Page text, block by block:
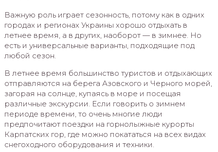
Важную роль играет сезонность, потому как в одних
городах и регионах Украины хорошо отдыхать в
летнее время, а в других, наоборот — в зимнее. Но
есть и универсальные варианты, подходящие под
любой сезон.
В летнее время большинство туристов и отдыхающих
отправляются на берега Азовского и Черного морей,
загорая на солнце, купаясь в море и посещая
различные экскурсии. Если говорить о зимнем
периоде времени, то очень многие люди
предпочитают поездки на горнолыжные курорты
Карпатских гор, где можно покататься на всех видах
снегоходного оборудования и техники.